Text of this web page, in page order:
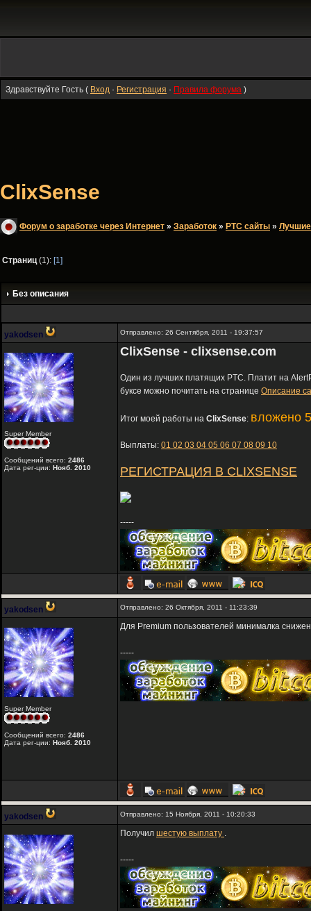
Здравствуйте Гость ( Вход · Регистрация · Правила форума )
ClixSense
Форум о заработке через Интернет » Заработок » PTC сайты » Лучшие
Страниц(1): [1]
Без описания
yakodsen Отправлено: 26 Сентября, 2011 - 19:37:57
Super Member
Сообщений всего: 2486
Дата рег-ции: Нояб. 2010
ClixSense - clixsense.com
Один из лучших платящих PTC. Платит на
буксе можно почитать на странице Описание
Итог моей работы на ClixSense: вложено
Выплаты: 01 02 03 04 05 06 07 08 09 10
РЕГИСТРАЦИЯ В CLIXSENSE
-----
yakodsen Отправлено: 26 Октября, 2011 - 11:23:39
Super Member
Сообщений всего: 2486
Дата рег-ции: Нояб. 2010
Для Premium пользователей минималка
-----
yakodsen Отправлено: 15 Ноября, 2011 - 10:20:33
Получил шестую выплату .
-----